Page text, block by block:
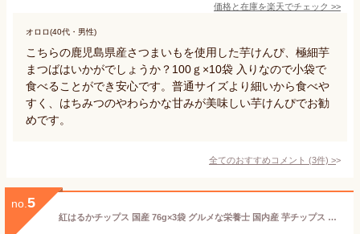
価格と在庫を楽天でチェック >>
オロロ(40代・男性)
こちらの鹿児島県産さつまいもを使用した芋けんぴ、極細芋
まつばはいかがでしょうか？100ｇ×10袋 入りなので小袋で
食べることができ安心です。普通サイズより細いから食べや
すく、はちみつのやわらかな甘みが美味しい芋けんぴでお勧
めです。
全てのおすすめコメント (3件) >
no. 5
紅はるかチップス 国産 76g×3袋 グルメな栄養士 国内産 芋チップス さつまいもチップス 野菜チップ おやつ 化学調味料不使用